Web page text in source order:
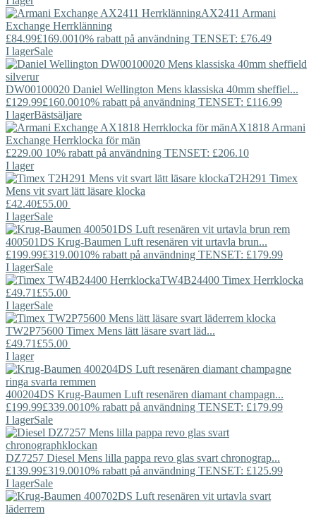
AX2411 Armani
Exchange Herrklänning
£84.99£169.0010% rabatt på användning TENSET: £76.49
I lagerSale
DW00100020 Daniel Wellington Mens klassiska 40mm sheffiel...
£129.99£160.0010% rabatt på användning TENSET: £116.99
I lagerBästsäljare
AX1818 Armani
Exchange Herrklocka för män
£229.00 10% rabatt på användning TENSET: £206.10
I lager
T2H291 Timex
Mens vit svart lätt läsare klocka
£42.40£55.00
I lagerSale
400501DS Krug-Baumen Luft resenären vit urtavla brun...
£199.99£319.0010% rabatt på användning TENSET: £179.99
I lagerSale
TW4B24400 Timex Herrklocka
£49.71 £55.00
I lagerSale
TW2P75600 Timex Mens lätt läsare svart läd...
£49.71 £55.00
I lager
400204DS Krug-Baumen Luft resenären diamant champagn...
£199.99£339.0010% rabatt på användning TENSET: £179.99
I lagerSale
DZ7257 Diesel Mens lilla pappa revo glas svart chronograp...
£139.99£319.0010% rabatt på användning TENSET: £125.99
I lagerSale